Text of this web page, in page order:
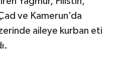
ve Kamerun’da
aileye kurban eti